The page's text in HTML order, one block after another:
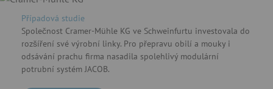
Případová studie
Společnost Cramer-Mühle KG ve Schweinfurtu investovala do
rozšíření své výrobní linky. Pro přepravu obilí a mouky i
odsávání prachu firma nasadila spolehlivý modulární
potrubní systém JACOB.